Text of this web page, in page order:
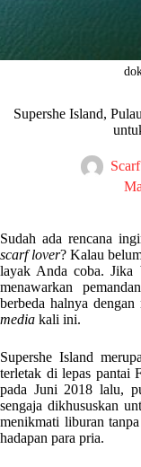
Supershe Island,
Sudah ada rencana
scarf lover? Kalau
layak Anda coba. Jika
menawarkan
berbeda halnya
media kali ini.
Supershe Island
terletak di lepas pantai
pada Juni 2018 lalu,
sengaja dikhususkan
menikmati liburan
hadapan para pria.